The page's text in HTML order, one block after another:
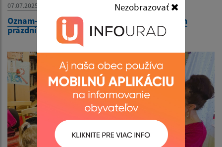
Nezobrazovať
07.07.2025
Oznam-Zmena otváracích hodín počas letných
prázdnin 2025